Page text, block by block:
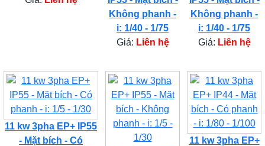
Không phanh -
i: 1/40 - 1/75
Giá: Liên hệ
Không phanh -
i: 1/40 - 1/75
Giá: Liên hệ
11 kw 3pha EP+ IP55
- Mặt bích - Có
11 kw 3pha EP+